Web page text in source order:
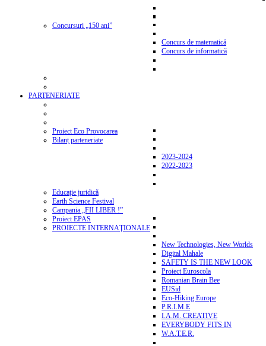
Concursuri „150 ani”
Concurs de matematică
Concurs de informatică
PARTENERIATE
Proiect Eco Provocarea
Bilanț parteneriate
2023-2024
2022-2023
Educație juridică
Earth Science Festival
Campania „FII LIBER !”
Proiect EPAS
PROIECTE INTERNAŢIONALE
New Technologies, New Worlds
Digital Mahale
SAFETY IS THE NEW LOOK
Proiect Euroscola
Romanian Brain Bee
EUSid
Eco-Hiking Europe
P.R.I.M.E
I.A.M. CREATIVE
EVERYBODY FITS IN
W.A.T.E.R.